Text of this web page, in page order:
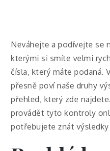
Neváhejte a podívejte se
kterými si smíte velmi
čísla, který máte podaná.
přesně poví naše druhy
přehled, který zde
provádět tyto kontroly
potřebujete znát